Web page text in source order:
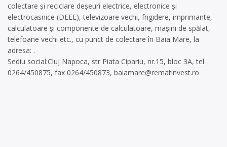
colectare și reciclare deșeuri electrice, electronice și
electrocasnice (DEEE), televizoare vechi, frigidere, imprimante,
calculatoare și componente de calculatoare, mașini de spălat,
telefoane vechi etc., cu punct de colectare în Baia Mare, la
adresa: .
Sediu social:Cluj Napoca, str Piata Cipariu, nr.15, bloc 3A, tel
0264/450875, fax 0264/450873, baiamare@rematinvest.ro